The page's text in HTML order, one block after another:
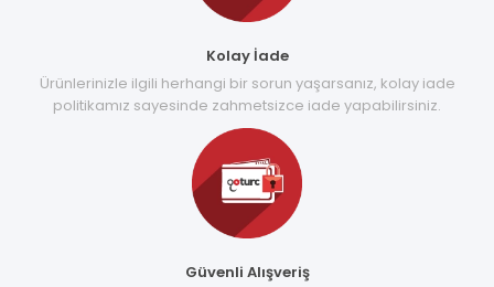
Kolay İade
Ürünlerinizle ilgili herhangi bir sorun yaşarsanız, kolay iade
politikamız sayesinde zahmetsizce iade yapabilirsiniz.
Güvenli Alışveriş